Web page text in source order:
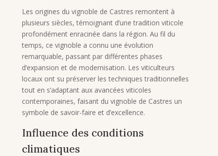
Les origines du vignoble de Castres remontent à
plusieurs siècles, témoignant d’une tradition viticole
profondément enracinée dans la région. Au fil du
temps, ce vignoble a connu une évolution
remarquable, passant par différentes phases
d’expansion et de modernisation. Les viticulteurs
locaux ont su préserver les techniques traditionnelles
tout en s’adaptant aux avancées viticoles
contemporaines, faisant du vignoble de Castres un
symbole de savoir-faire et d’excellence.
Influence des conditions
climatiques